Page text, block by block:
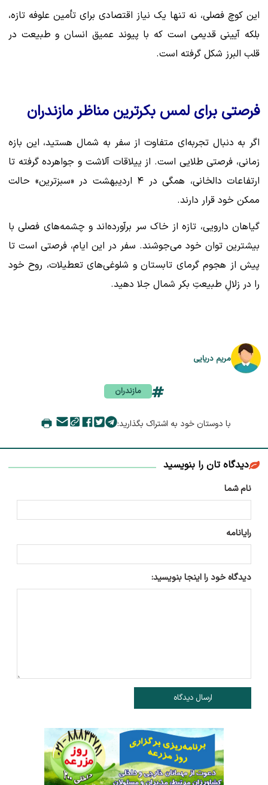
این کوچ فصلی، نه تنها یک نیاز اقتصادی برای تأمین علوفه تازه،
بلکه آیینی قدیمی است که با پیوند عمیق انسان و طبیعت در
قلب البرز شکل گرفته است.
فرصتی برای لمس بکرترین مناظر مازندران
اگر به دنبال تجربه‌ای متفاوت از سفر به شمال هستید، این بازه
زمانی، فرصتی طلایی است. از ییلاقات آلاشت و جواهرده گرفته تا
ارتفاعات دالخانی، همگی در ۴ اردیبهشت در «سبزترین» حالت
ممکن خود قرار دارند.
گیاهان دارویی، تازه از خاک سر برآورده‌اند و چشمه‌های فصلی با
بیشترین توان خود می‌جوشند. سفر در این ایام، فرصتی است تا
پیش از هجوم گرمای تابستان و شلوغی‌های تعطیلات، روح خود
را در زلالِ طبیعتِ بکر شمال جلا دهید.
مریم دریایی
مازندران
با دوستان خود به اشتراک بگذارید:
دیدگاه تان را بنویسید
نام شما
رایانامه
دیدگاه خود را اینجا بنویسید:
ارسال دیدگاه